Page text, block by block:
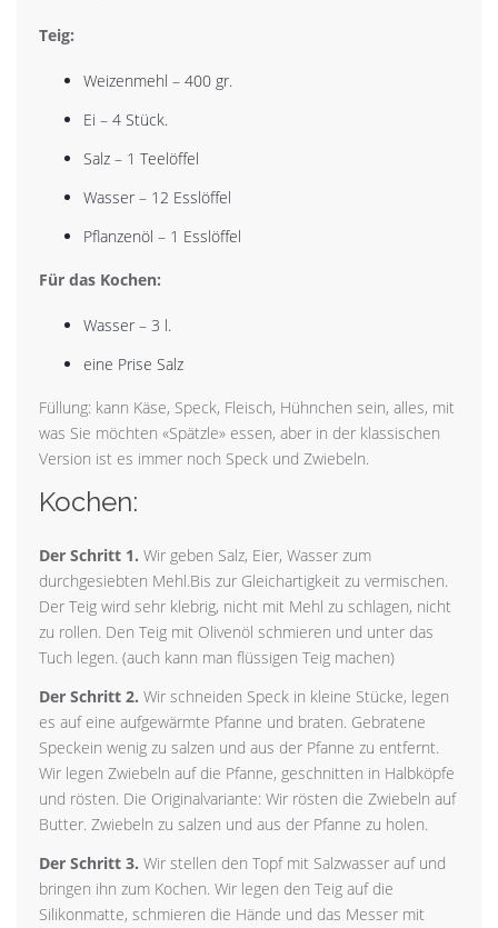
Teig:
Weizenmehl – 400 gr.
Ei – 4 Stück.
Salz – 1 Teelöffel
Wasser – 12 Esslöffel
Pflanzenöl – 1 Esslöffel
Für das Kochen:
Wasser – 3 l.
eine Prise Salz
Füllung: kann Käse, Speck, Fleisch, Hühnchen sein, alles, mit
was Sie möchten «Spätzle» essen, aber in der klassischen
Version ist es immer noch Speck und Zwiebeln.
Kochen:
Der Schritt 1. Wir geben Salz, Eier, Wasser zum
durchgesiebten Mehl.Bis zur Gleichartigkeit zu vermischen.
Der Teig wird sehr klebrig, nicht mit Mehl zu schlagen, nicht
zu rollen. Den Teig mit Olivenöl schmieren und unter das
Tuch legen. (auch kann man flüssigen Teig machen)
Der Schritt 2. Wir schneiden Speck in kleine Stücke, legen
es auf eine aufgewärmte Pfanne und braten. Gebratene
Speckein wenig zu salzen und aus der Pfanne zu entfernt.
Wir legen Zwiebeln auf die Pfanne, geschnitten in Halbköpfe
und rösten. Die Originalvariante: Wir rösten die Zwiebeln auf
Butter. Zwiebeln zu salzen und aus der Pfanne zu holen.
Der Schritt 3. Wir stellen den Topf mit Salzwasser auf und
bringen ihn zum Kochen. Wir legen den Teig auf die
Silikonmatte, schmieren die Hände und das Messer mit